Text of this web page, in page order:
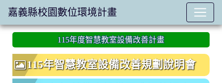
:::
115年度智慧教室設備改善計畫
115年智慧教室設備改善規劃說明會
嘉義縣校園數位環境計畫